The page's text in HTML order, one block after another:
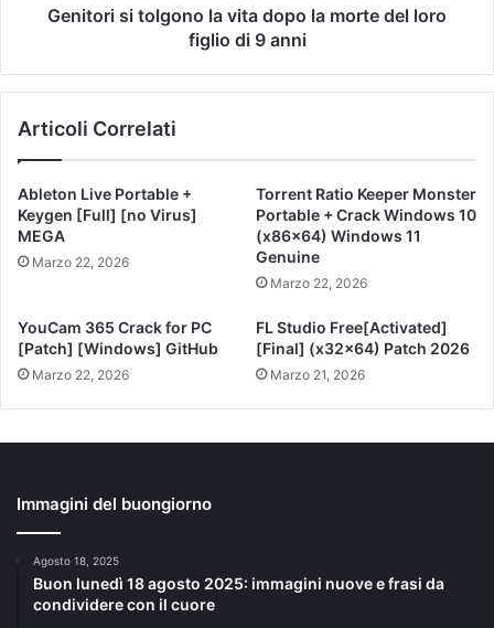
Genitori si tolgono la vita dopo la morte del loro
figlio di 9 anni
Articoli Correlati
Ableton Live Portable +
Keygen [Full] [no Virus]
MEGA
Marzo 22, 2026
Torrent Ratio Keeper Monster
Portable + Crack Windows 10
(x86x64) Windows 11
Genuine
Marzo 22, 2026
YouCam 365 Crack for PC
[Patch] [Windows] GitHub
Marzo 22, 2026
FL Studio Free[Activated]
[Final] (x32x64) Patch 2026
Marzo 21, 2026
Immagini del buongiorno
Agosto 18, 2025
Buon lunedì 18 agosto 2025: immagini nuove e frasi da
condividere con il cuore